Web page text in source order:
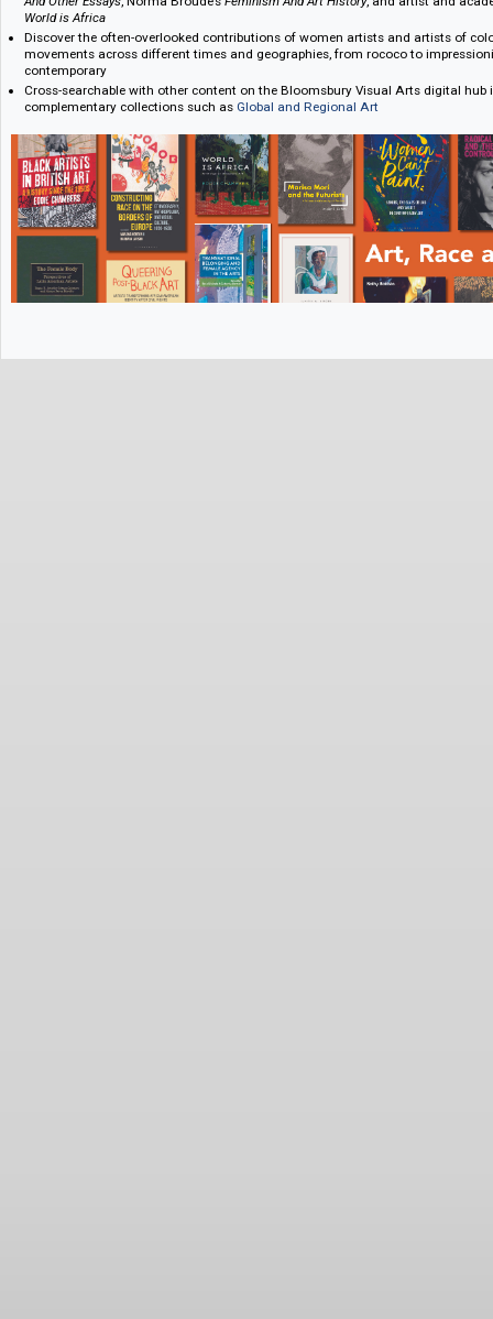
It is an unmissable resource for students and scholars of art history, fine
visual arts fields.
Content Highlights
Explore works from established scholars and artists such as Judith K.
Positions cutting-edge research alongside classic works such as Linda
World is Africa
Discover the often-overlooked contributions of women artists and
movements across different times and geographies, from rococo to
contemporary
Cross-searchable with other content on the Bloomsbury Visual Arts
complementary collections such asGlobal and Regional Art